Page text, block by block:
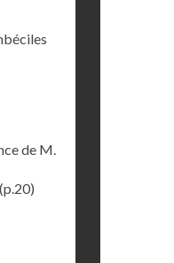
de M.
(p.20)